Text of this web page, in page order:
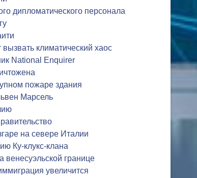
дипломатического персонала
климатический хаос
National Enquirer
пожаре здания
Марсель
на севере Италии
Ку-клукс-клана
границе
увеличится